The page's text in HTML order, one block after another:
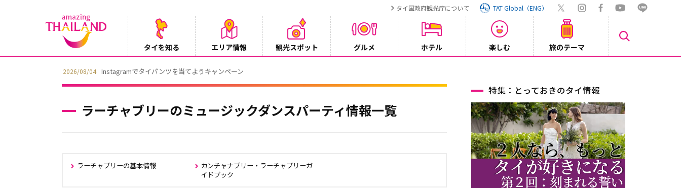
タイ国政府観光庁について TAT Global（ENG）
タイを知る エリア情報 観光スポット グルメ ホテル 楽しむ 旅のテーマ
2026/08/04 Instagramでタイパンツを当てようキャンペーン
ラーチャブリーのミュージックダンスパーティ情報一覧
ラーチャブリーの基本情報
カンチャナブリー・ラーチャブリーガ
イドブック
特集：とっておきのタイ情報